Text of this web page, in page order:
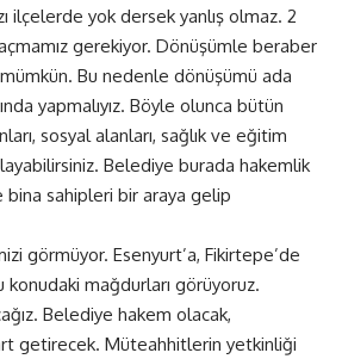
ilçelerde yok dersek yanlış olmaz. 2
gerekiyor. Dönüşümle beraber
Bu nedenle dönüşümü ada
yapmalıyız. Böyle olunca bütün
sosyal alanları, sağlık ve eğitim
Belediye burada hakemlik
sahipleri bir araya gelip
görmüyor. Esenyurt’a, Fikirtepe’de
konudaki mağdurları görüyoruz.
Belediye hakem olacak,
getirecek. Müteahhitlerin yetkinliği